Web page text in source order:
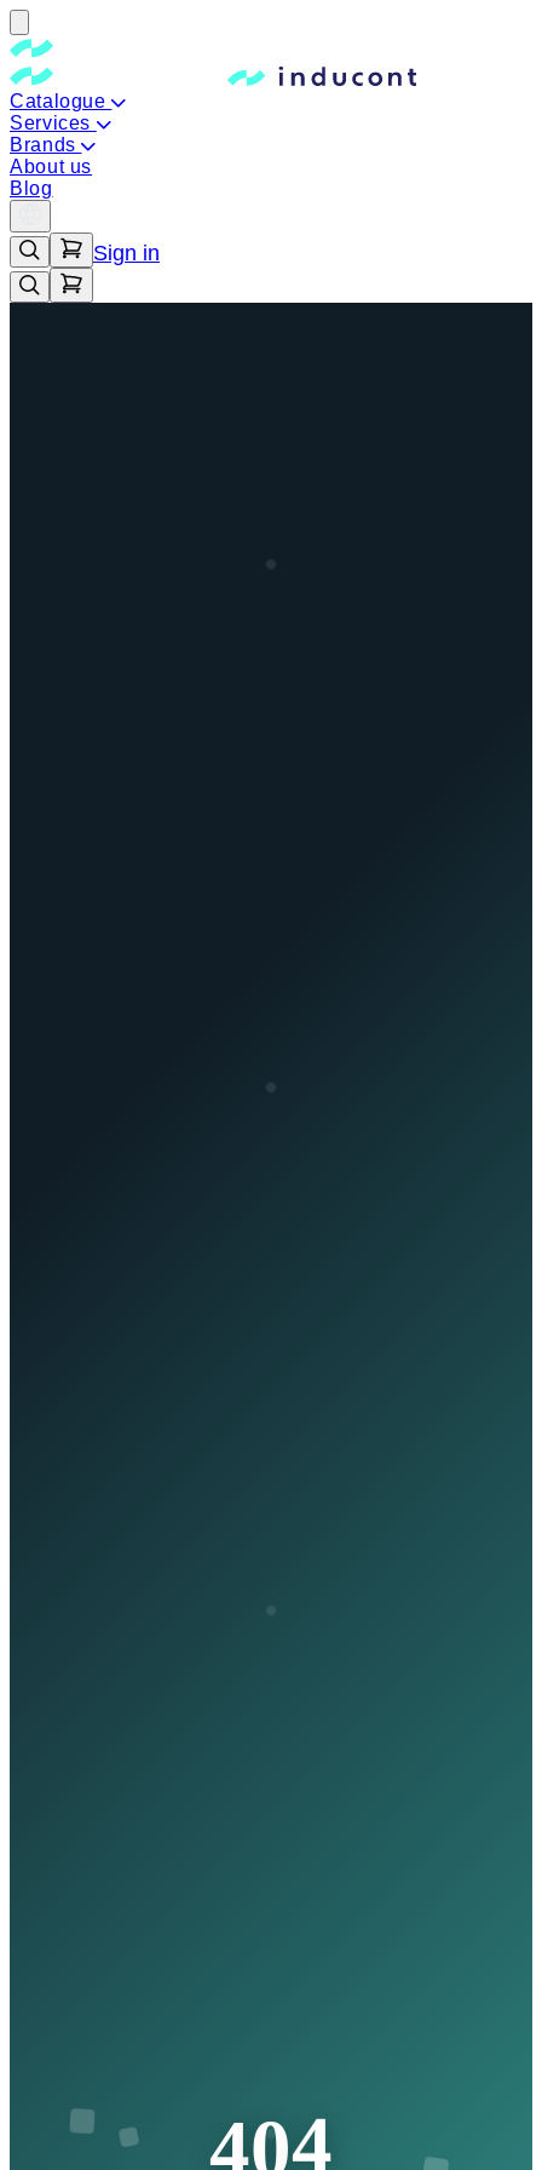
Catalogue
Services
Brands
About us
Blog
Sign in
404